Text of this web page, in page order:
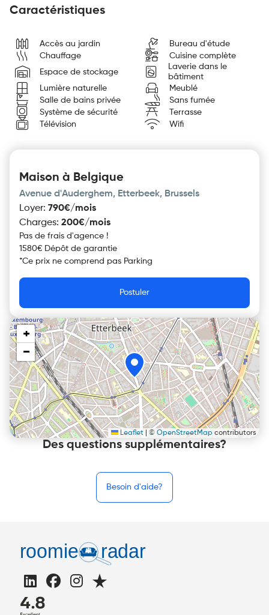
Caractéristiques
Accès au jardin
Bureau d'étude
Chauffage
Cuisine complète
Espace de stockage
Laverie dans le
bâtiment
Lumière naturelle
Meublé
Salle de bains privée
Sans fumée
Système de sécurité
Terrasse
Télévision
Wifi
Maison à Belgique
Avenue d'Auderghem, Etterbeek, Brussels
Loyer: 790€/mois
Charges: 200€/mois
Pas de frais d'agence !
1580€ Dépôt de garantie
*Ce prix ne comprend pas Parking
Postuler
+
−
Leaflet © OpenStreetMap contributors
Des questions supplémentaires?
Besoin d'aide?